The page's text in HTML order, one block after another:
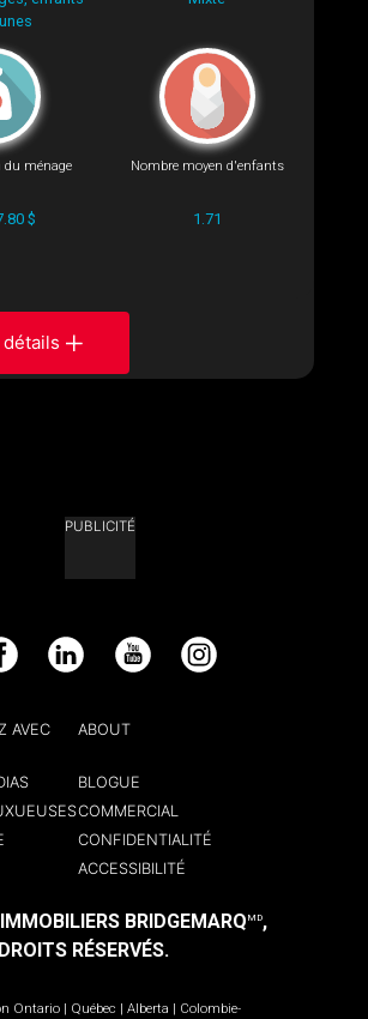
du ménage
$
Nombre moyen d'enfants
1.71
PUBLICITÉ
LinkedIn YouTube Instagram
AVEC
ABOUT
BLOGUE
COMMERCIAL
CONFIDENTIALITÉ
ACCESSIBILITÉ
BRIDGEMARQ MD,
RÉSERVÉS.
Ontario Québec Alberta
Colombie-